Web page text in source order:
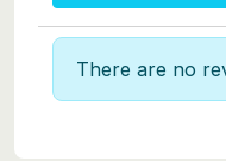
There are no